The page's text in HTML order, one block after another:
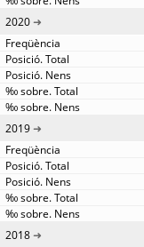
2020
2019
2018